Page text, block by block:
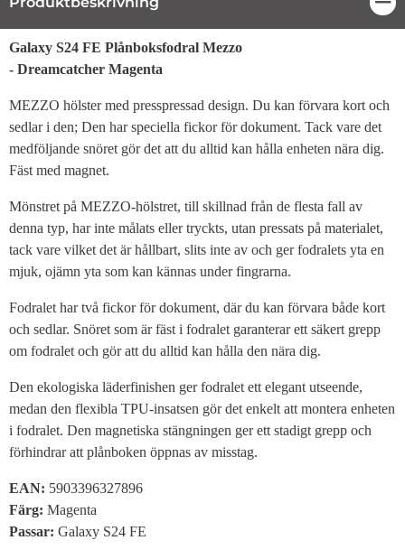
Produktbeskrivning
Galaxy S24 FE Plånboksfodral Mezzo
- Dreamcatcher Magenta
MEZZO hölster med presspressad design. Du kan förvara kort och
sedlar i den; Den har speciella fickor för dokument. Tack vare det
medföljande snöret gör det att du alltid kan hålla enheten nära dig.
Fäst med magnet.
Mönstret på MEZZO-hölstret, till skillnad från de flesta fall av
denna typ, har inte målats eller tryckts, utan pressats på materialet,
tack vare vilket det är hållbart, slits inte av och ger fodralets yta en
mjuk, ojämn yta som kan kännas under fingrarna.
Fodralet har två fickor för dokument, där du kan förvara både kort
och sedlar. Snöret som är fäst i fodralet garanterar ett säkert grepp
om fodralet och gör att du alltid kan hålla den nära dig.
Den ekologiska läderfinishen ger fodralet ett elegant utseende,
medan den flexibla TPU-insatsen gör det enkelt att montera enheten
i fodralet. Den magnetiska stängningen ger ett stadigt grepp och
förhindrar att plånboken öppnas av misstag.
EAN: 5903396327896
Färg: Magenta
Passar: Galaxy S24 FE